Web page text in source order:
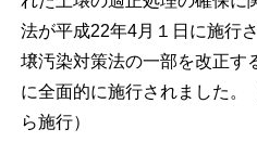
法が平成22年4月１日に施行
壌汚染対策法の一部を改正す
に全面的に施行されました。
ら施行）